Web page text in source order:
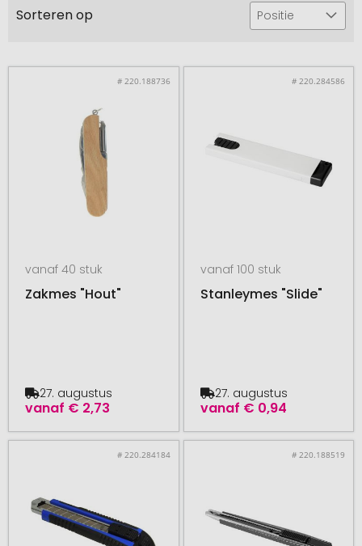
Sorteren op Positie
# 220.188736
vanaf 40 stuk
Zakmes "Hout"
vanaf € 2,73
27. augustus
# 220.284586
vanaf 100 stuk
Stanleymes "Slide"
vanaf € 0,94
27. augustus
# 220.284184 # 220.188519